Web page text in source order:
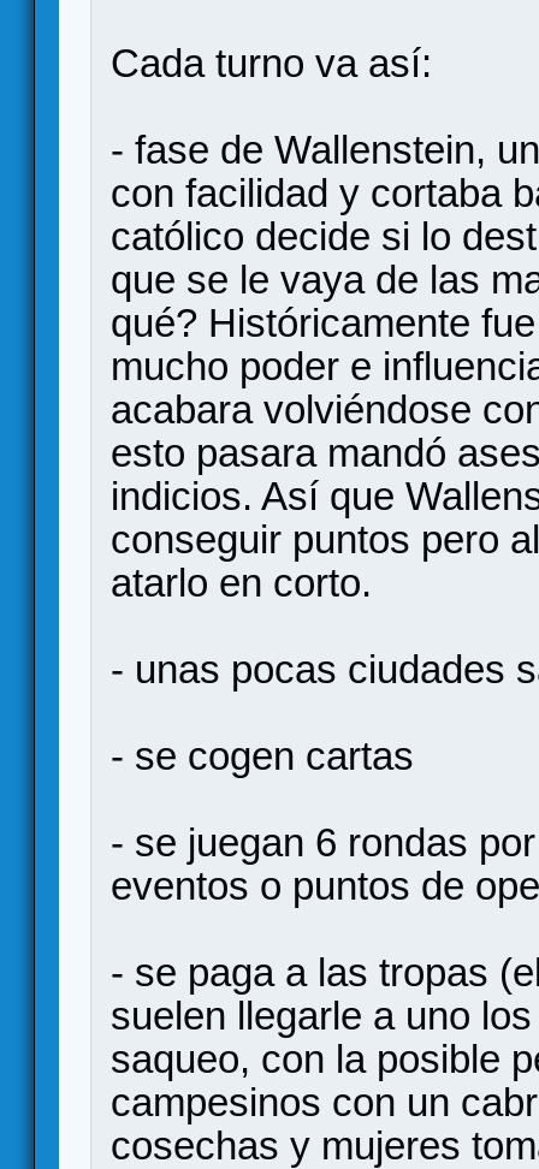
Cada turno va así:
- fase de Wallenstein,
con facilidad y cortaba
católico decide si lo
que se le vaya de las
qué? Históricamente
mucho poder e
acabara volviéndose
esto pasara mandó
indicios. Así que
conseguir puntos pero
atarlo en corto.
- unas pocas ciudades
- se cogen cartas
- se juegan 6 rondas
eventos o puntos de
- se paga a las tropas
suelen llegarle a uno
saqueo, con la posible
campesinos con un
cosechas y mujeres